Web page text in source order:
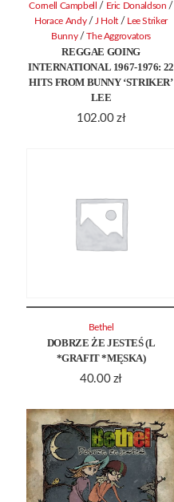
REGGAE GOING
INTERNATIONAL 1967-1976: 22
HITS FROM BUNNY ‘STRIKER’
LEE
102.00 zł
Cornell Campbell / Eric Donaldson /
Horace Andy /J Holt / Lee Striker
Bunny /The Aggrovators
DOBRZE ŻE JESTEŚ (L
*GRAFIT *MĘSKA)
40.00 zł
Bethel